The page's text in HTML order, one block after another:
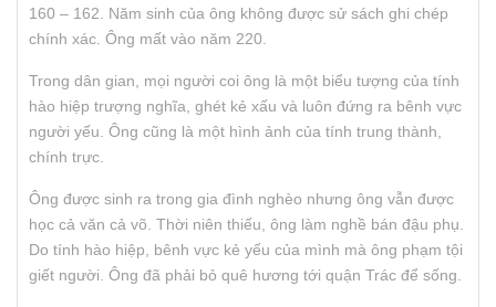
160 – 162. Năm sinh của ông không được sử sách ghi chép
chính xác. Ông mất vào năm 220.
Trong dân gian, mọi người coi ông là một biểu tượng của tính
hào hiệp trượng nghĩa, ghét kẻ xấu và luôn đứng ra bênh vực
người yếu. Ông cũng là một hình ảnh của tính trung thành,
chính trực.
Ông được sinh ra trong gia đình nghèo nhưng ông vẫn được
học cả văn cả võ. Thời niên thiếu, ông làm nghề bán đậu phụ.
Do tính hào hiệp, bênh vực kẻ yếu của mình mà ông phạm tội
giết người. Ông đã phải bỏ quê hương tới quận Trác để sống.